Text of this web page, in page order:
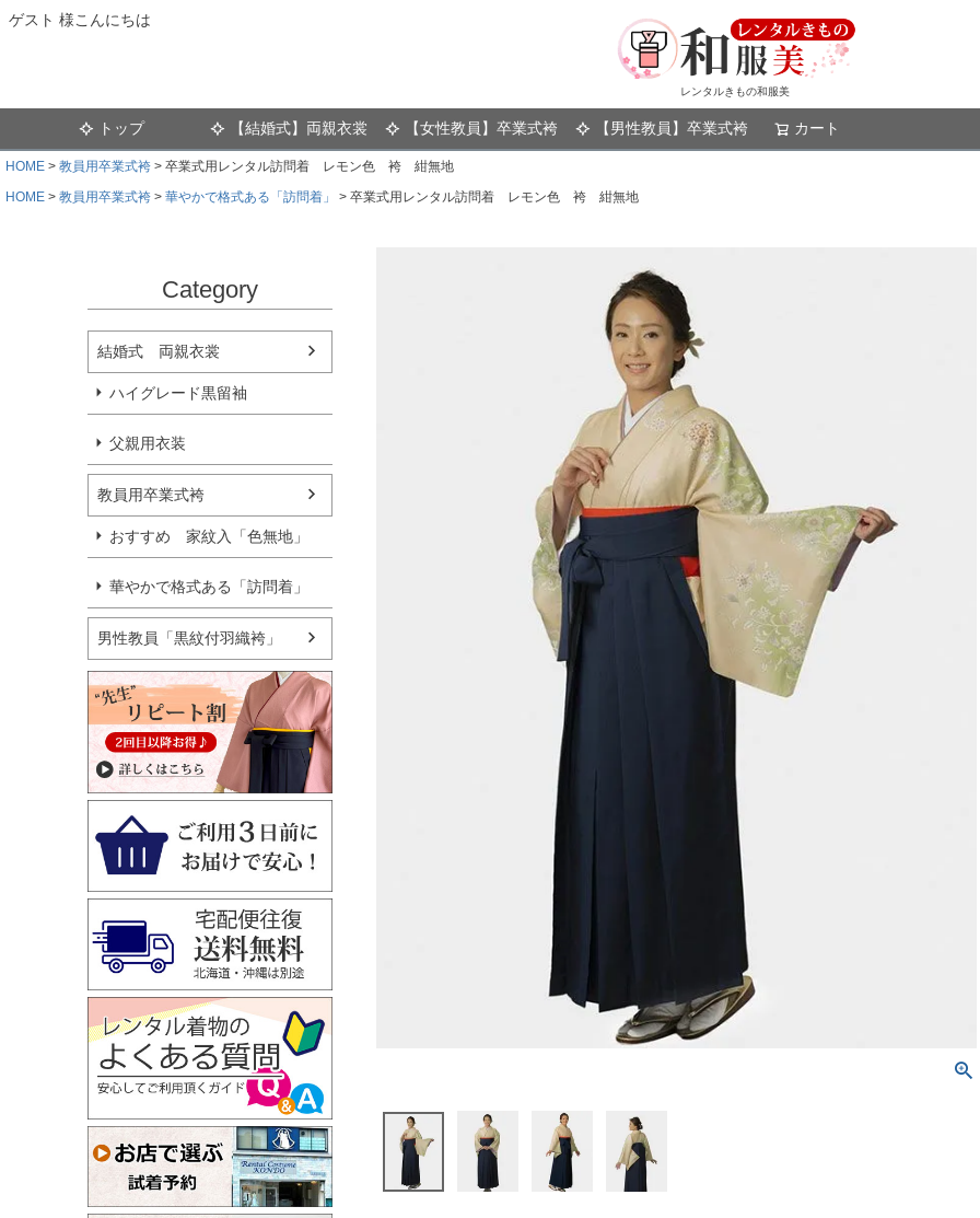
ゲスト 様こんにちは
レンタルきもの和服美
トップ 【結婚式】両親衣裳 【女性教員】卒業式袴 【男性教員】卒業式袴 カート
検索
HOME 教員用卒業式袴
卒業式用レンタル訪問着 レモン色 袴 紺無地
HOME
教員用卒業式袴 華やかで格式ある「訪問着」 卒業式用レンタル訪問着 レモン色 袴 紺無地
Category
結婚式 両親衣裳
ハイグレード黒留袖
父親用衣装
教員用卒業式袴
おすすめ 家紋入「色無地」
華やかで格式ある「訪問着」
男性教員「黒紋付羽織袴」